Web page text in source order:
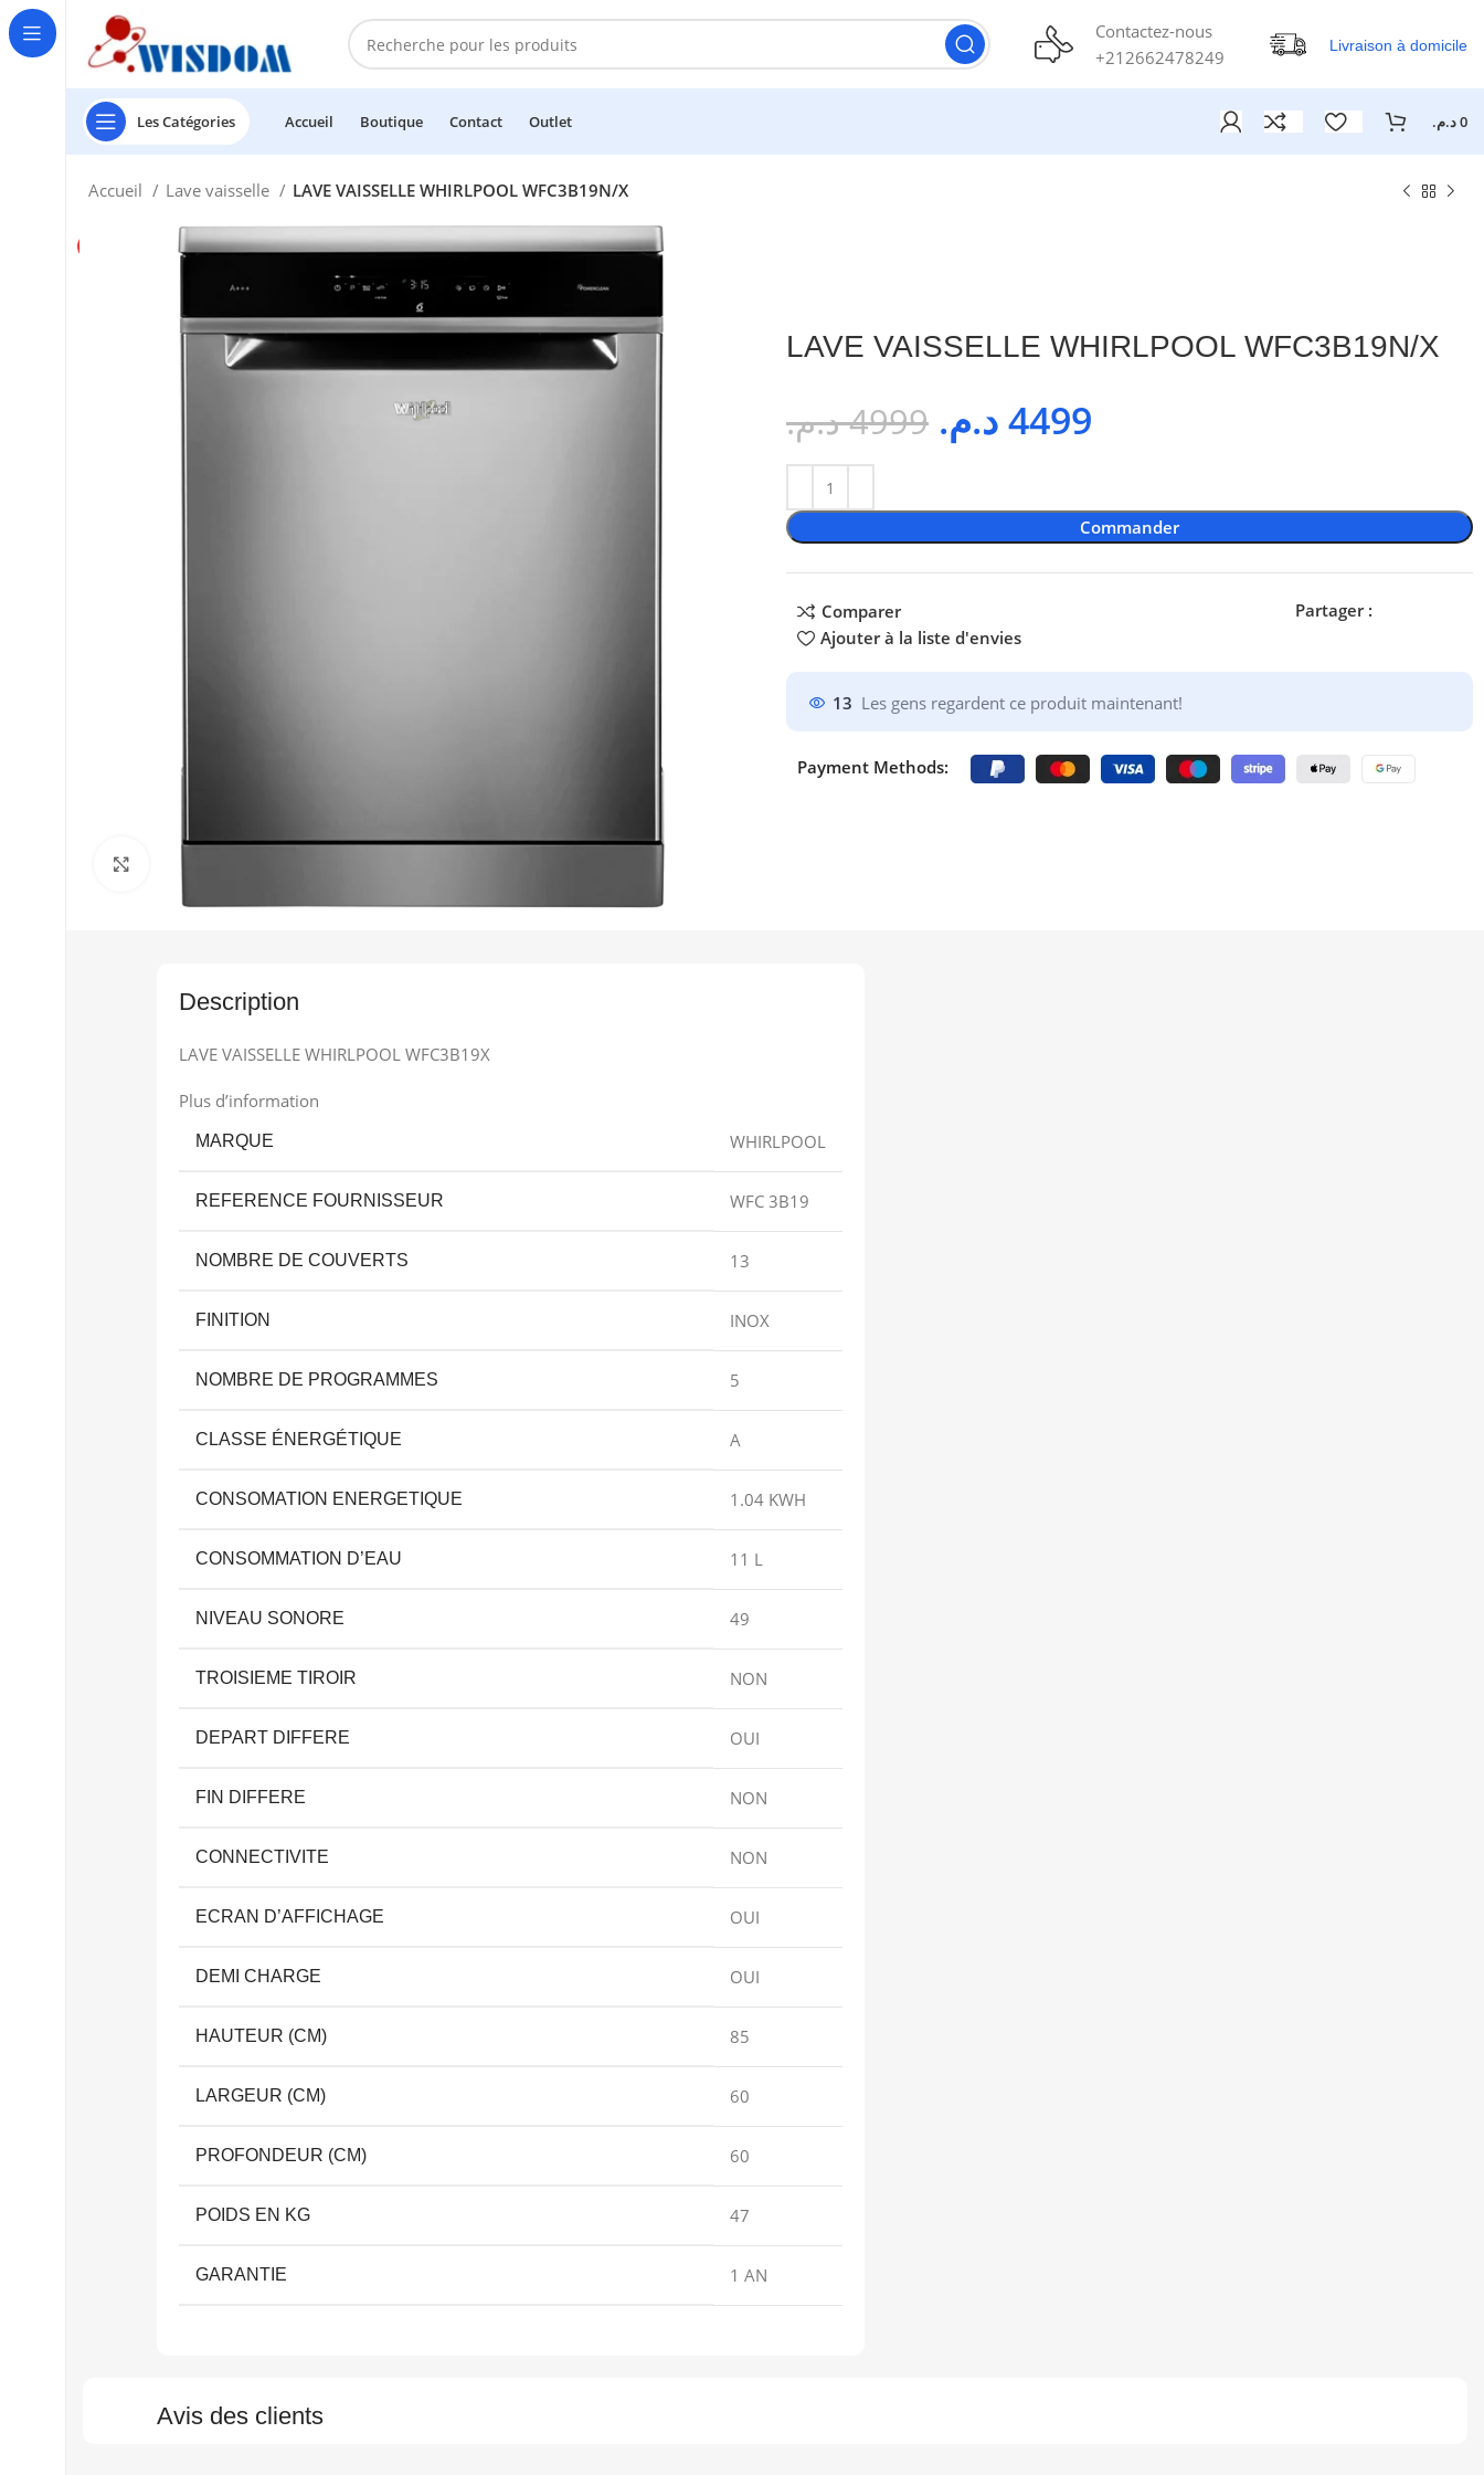
Contactez-nous
+212662478249
Livraison à domicile
Les Catégories Accueil Boutique Contact Outlet 0د.م.
Accueil Lave vaisselle LAVE VAISSELLE WHIRLPOOL WFC3B19N/X
Cliquez pour agrandir
LAVE VAISSELLE WHIRLPOOL WFC3B19N/X
4999د.م. 4499د.م.
Commander
Comparer
Ajouter à la liste d'envies
Partager :
13 Les gens regardent ce produit maintenant!
Payment Methods:
Description
LAVE VAISSELLE WHIRLPOOL WFC3B19X
Plus d’information
MARQUE WHIRLPOOL
REFERENCE FOURNISSEUR WFC 3B19
NOMBRE DE COUVERTS 13
FINITION INOX
NOMBRE DE PROGRAMMES 5
CLASSE ÉNERGÉTIQUE A
CONSOMATION ENERGETIQUE 1.04 KWH
CONSOMMATION D’EAU 11 L
NIVEAU SONORE 49
TROISIEME TIROIR NON
DEPART DIFFERE OUI
FIN DIFFERE NON
CONNECTIVITE NON
ECRAN D’AFFICHAGE OUI
DEMI CHARGE OUI
HAUTEUR (CM) 85
LARGEUR (CM) 60
PROFONDEUR (CM) 60
POIDS EN KG 47
GARANTIE 1 AN
Avis des clients